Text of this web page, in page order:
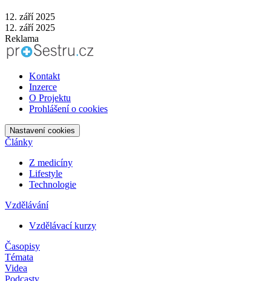
12. září 2025
12. září 2025
Reklama
Kontakt
Inzerce
O Projektu
Prohlášení o cookies
Nastavení cookies
Články
Z medicíny
Lifestyle
Technologie
Vzdělávání
Vzdělávací kurzy
Časopisy
Témata
Videa